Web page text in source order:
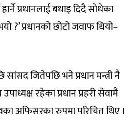
प्रधानलाई बधाइ दिदै सोधेका
?’ प्रधानको छोटो जवाफ थियो–
सांसद जितेपछि भने प्रधान मन्त्री नै
उपाध्यक्ष रहेका प्रधान प्रहरी सेवामै
अफिसरका रुपमा परिचित थिए ।